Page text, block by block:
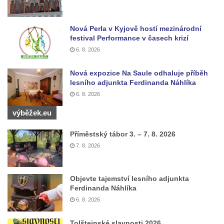
Zámek ve Sloupu v Čechách
Starý zámek Český Dub
Zámek Hrádek u Nechanic
Zámek Markvartice
Zámek Česká Kamenice
Zámek Potštejn
Zámek Hořice
Zámek Maníkovice
Zámek Lomnice nad Popelkou
Zámek Lipová
Zámek Ostrov
Zámek Bynovec
Zámek Nejdek
Zámek Daňkov
Nová Perla v Kyjově hostí mezinárodní
festival Performance v časech krizí
6. 8. 2026
Nová expozice Na Saule odhaluje příběh
lesního adjunkta Ferdinanda Náhlíka
6. 8. 2026
výběžek.eu
Příměstský tábor 3. – 7. 8. 2026
7. 8. 2026
Objevte tajemství lesního adjunkta
Ferdinanda Náhlíka
6. 8. 2026